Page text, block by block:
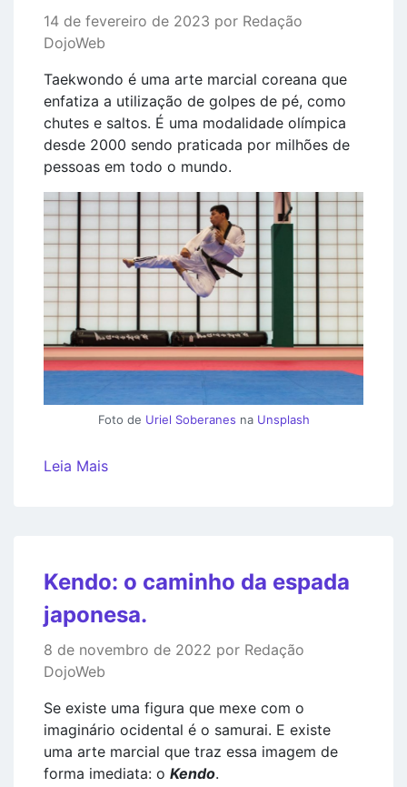
14 de fevereiro de 2023 por Redação
DojoWeb
Taekwondo é uma arte marcial coreana que
enfatiza a utilização de golpes de pé, como
chutes e saltos. É uma modalidade olímpica
desde 2000 sendo praticada por milhões de
pessoas em todo o mundo.
Foto de Uriel Soberanes na Unsplash
Leia Mais
Kendo: o caminho da espada
japonesa.
8 de novembro de 2022 por Redação
DojoWeb
Se existe uma figura que mexe com o
imaginário ocidental é o samurai. E existe
uma arte marcial que traz essa imagem de
forma imediata: o Kendo.